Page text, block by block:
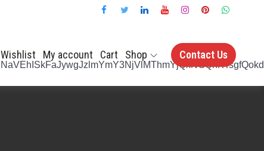
Wishlist My account Cart Shop Contact Us